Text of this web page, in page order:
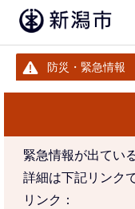
防災・緊急情報
緊急情報が出てい
詳細は下記リンク
リンク：